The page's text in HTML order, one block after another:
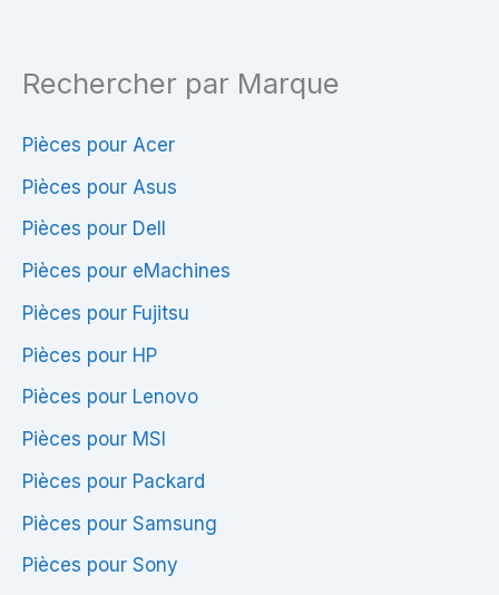
Rechercher par Marque
Pièces pour Acer
Pièces pour Asus
Pièces pour Dell
Pièces pour eMachines
Pièces pour Fujitsu
Pièces pour HP
Pièces pour Lenovo
Pièces pour MSI
Pièces pour Packard
Pièces pour Samsung
Pièces pour Sony